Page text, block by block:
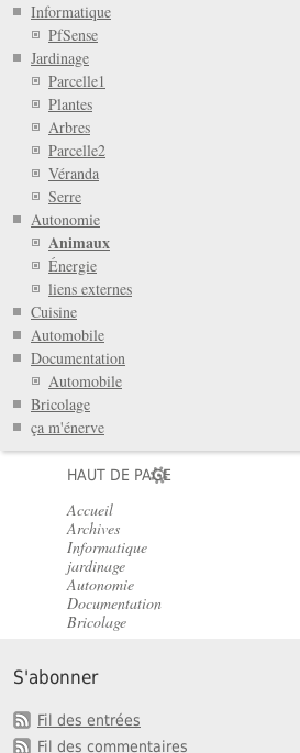
Informatique
PfSense
Jardinage
Parcelle1
Plantes
Arbres
Parcelle2
Véranda
Serre
Autonomie
Animaux
Énergie
liens externes
Cuisine
Automobile
Documentation
Automobile
Bricolage
ça m'énerve
HAUT DE PAGE
Accueil
Archives
Informatique
jardinage
Autonomie
Documentation
Bricolage
S'abonner
Fil des entrées
Fil des commentaires